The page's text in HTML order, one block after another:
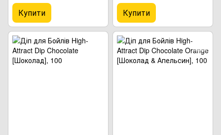
Купити Купити